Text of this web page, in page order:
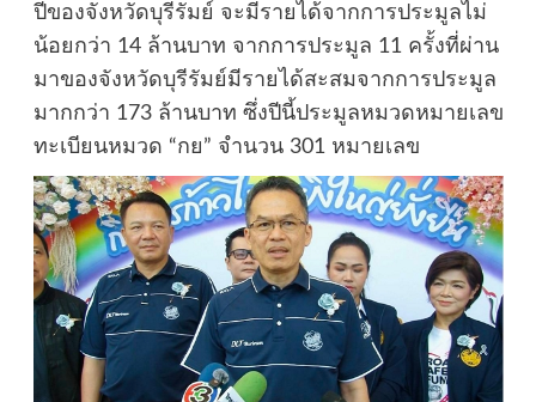
ปีของจังหวัดบุรีรัมย์ จะมีรายได้จากการประมูลไม่
น้อยกว่า 14 ล้านบาท จากการประมูล 11 ครั้งที่ผ่าน
มาของจังหวัดบุรีรัมย์มีรายได้สะสมจากการประมูล
มากกว่า 173 ล้านบาท ซึ่งปีนี้ประมูลหมวดหมายเลข
ทะเบียนหมวด “กย” จำนวน 301 หมายเลข